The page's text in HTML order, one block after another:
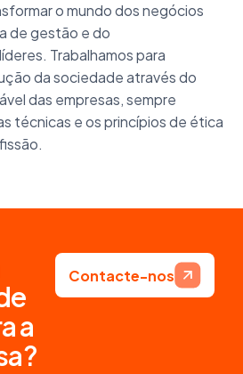
o mundo dos negócios
de gestão e do
Trabalhamos para
da sociedade através do
das empresas, sempre
técnicas e os princípios de ética
e
aa
a?
Contacte-nos